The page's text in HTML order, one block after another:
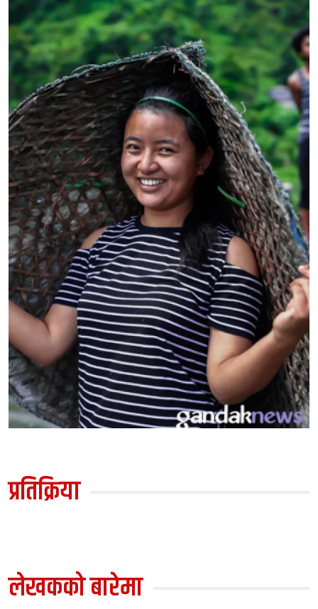
प्रतिक्रिया
लेखकको बारेमा